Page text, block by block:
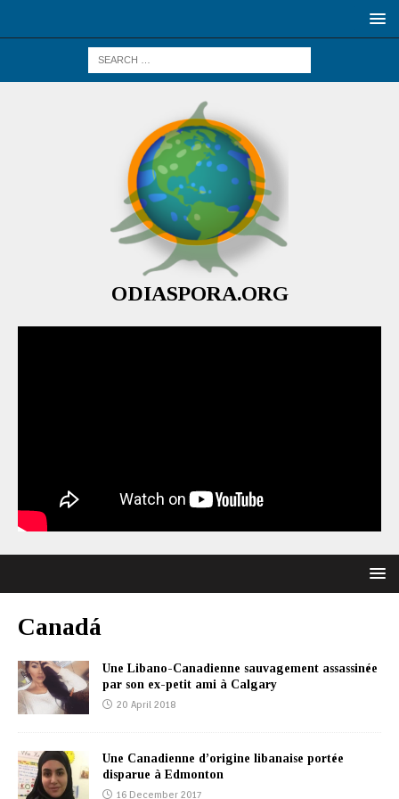
ODIASPORA.ORG
Canadá
Une Libano-Canadienne sauvagement assassinée
par son ex-petit ami à Calgary
20 April 2018
Une Canadienne d’origine libanaise portée
disparue à Edmonton
16 December 2017